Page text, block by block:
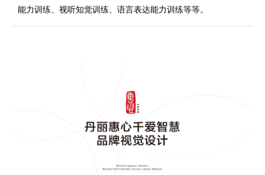
能力训练、视听知觉训练、语言表达能力训练等等。